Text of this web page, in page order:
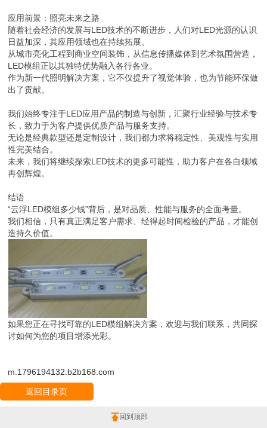
应用前景：照亮未来之路
随着社会经济的发展与LED技术的不断进步，人们对LED光源的认识
日益加深，其应用领域也在持续拓展。
从城市亮化工程到商业空间装饰，从信息传播媒体到艺术氛围营造，
LED模组正以其独特优势融入各行各业。
作为新一代照明解决方案，它不仅提升了视觉体验，也为节能环保做
出了贡献。
我们始终专注于LED应用产品的制造与创新，汇聚行业经验与技术专
长，致力于为客户提供优质产品与服务支持。
无论是经典款型还是定制设计，我们都力求将稳定性、美观性与实用
性完美结合。
未来，我们将继续探索LED技术的更多可能性，助力客户在各自领域
再创辉煌。
结语
“云浮LED模组多少钱”背后，是对品质、性能与服务的全面考量。
我们相信，只有真正满足客户需求、经得起时间检验的产品，才能创
造持久价值。
如果您正在寻找可靠的LED模组解决方案，欢迎与我们联系，共同探
讨如何为您的项目增添光彩。
m.1796194132.b2b168.com
返回目录页
回到顶部